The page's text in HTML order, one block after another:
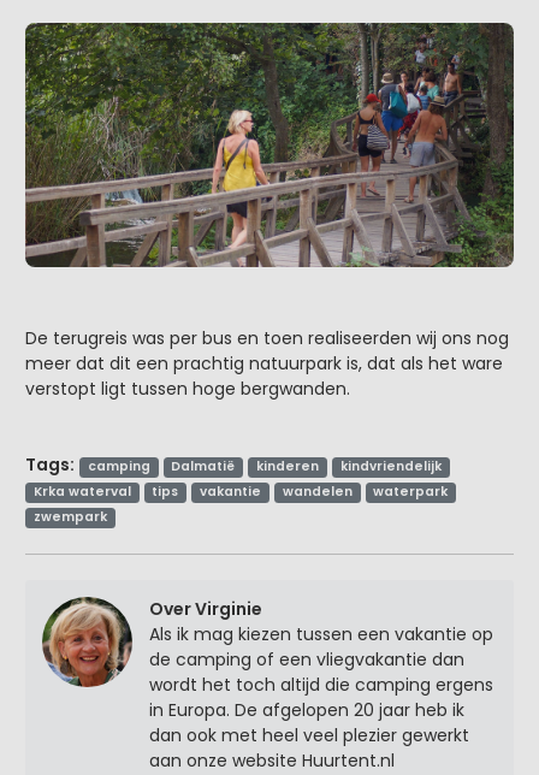
De terugreis was per bus en toen realiseerden wij ons nog
meer dat dit een prachtig natuurpark is, dat als het ware
verstopt ligt tussen hoge bergwanden.
Tags: camping Dalmatië kinderen
kindvriendelijk
Krka waterval
tips vakantie wandelen
waterpark
zwempark
Over Virginie
Als ik mag kiezen tussen een vakantie op
de camping of een vliegvakantie dan
wordt het toch altijd die camping ergens
in Europa. De afgelopen 20 jaar heb ik
dan ook met heel veel plezier gewerkt
aan onze website Huurtent.nl